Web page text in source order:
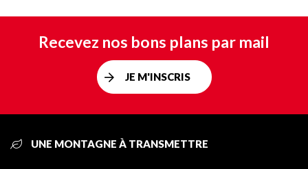
Recevez nos bons plans par mail
JE M'INSCRIS
UNE MONTAGNE À TRANSMETTRE